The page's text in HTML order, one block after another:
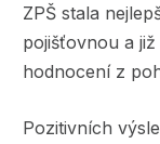
ZPŠ stala
pojišťovnou a
hodnocení z
Pozitivních